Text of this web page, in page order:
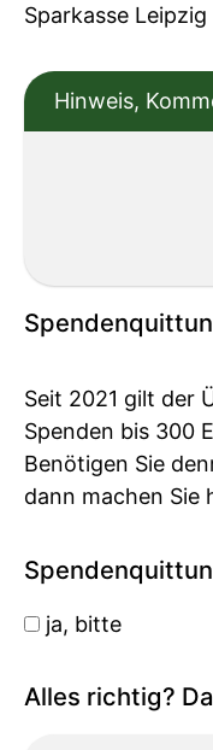
Sparkasse Leipzig
Hinweis,
Seit 2021 gilt der
Spenden bis 300
Benötigen Sie
dann machen Sie
ja, bitte
Alles richtig?